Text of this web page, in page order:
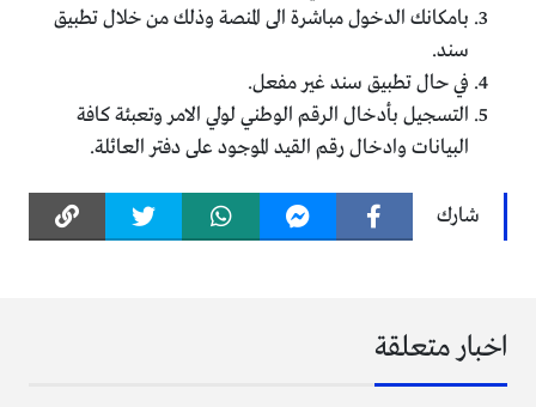
بامكانك الدخول مباشرة الى المنصة وذلك من خلال تطبيق
سند.
في حال تطبيق سند غير مفعل.
التسجيل بأدخال الرقم الوطني لولي الامر وتعبئة كافة
البيانات وادخال رقم القيد الموجود على دفتر العائلة.
شارك
اخبار متعلقة